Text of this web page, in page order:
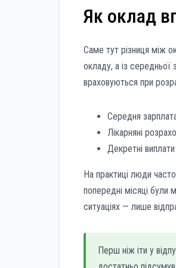
Як оклад
Саме тут різниця між
окладу, а із середньої
враховуються при
Середня
Лікарняні
Декретні
На практиці люди
попередні місяці були
ситуаціях — лише
Перш ніж іти у